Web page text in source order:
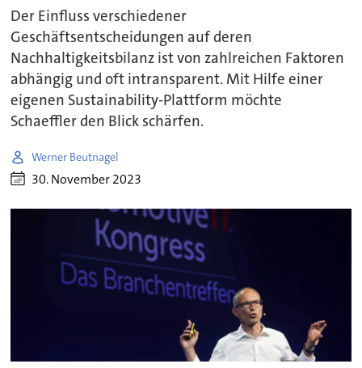
Der Einfluss verschiedener
Geschäftsentscheidungen auf deren
Nachhaltigkeitsbilanz ist von zahlreichen Faktoren
abhängig und oft intransparent. Mit Hilfe einer
eigenen Sustainability-Plattform möchte
Schaeffler den Blick schärfen.
Werner Beutnagel
30. November 2023